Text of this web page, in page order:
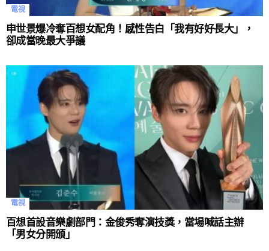
電視
申世景爆冷奪百想女配角！感性告白「我有好好長大」，
卻成當晚最大爭議
電視
百想首設音樂劇部門：金俊秀奪演技獎，當場喊話主辦
「男女分開頒」